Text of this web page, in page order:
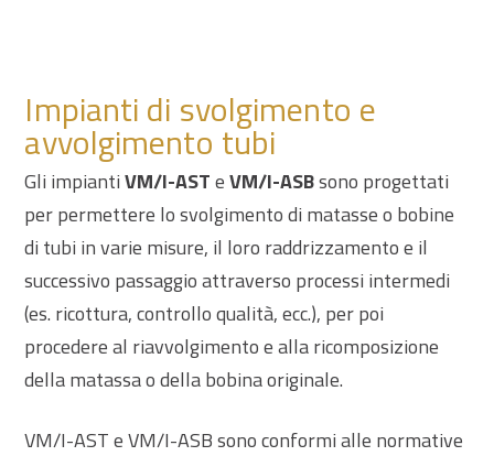
Impianti di svolgimento e
avvolgimento tubi
Gli impiantiVM/I-ASTeVM/I-ASBsono progettati
per permettere lo svolgimento di matasse o bobine
di tubi in varie misure, il loro raddrizzamento e il
successivo passaggio attraverso processi intermedi
(es. ricottura, controllo qualità, ecc.), per poi
procedere al riavvolgimento e alla ricomposizione
della matassa o della bobina originale.
VM/I-AST e VM/I-ASB sono conformi alle normative